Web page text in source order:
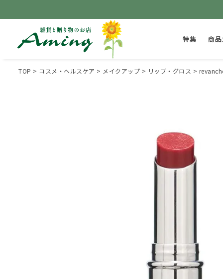
特集 商品
TOP コスメ・ヘルスケア メイクアップ リップ・グロス